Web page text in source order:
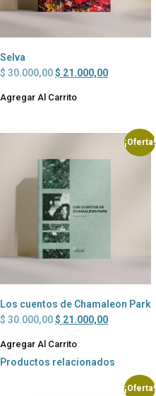
Selva
$ 30.000,00$ 21.000,00
Agregar Al Carrito
¡Oferta!
Los cuentos de Chamaleon Park
$ 30.000,00$ 21.000,00
Agregar Al Carrito
Productos relacionados
¡Oferta!